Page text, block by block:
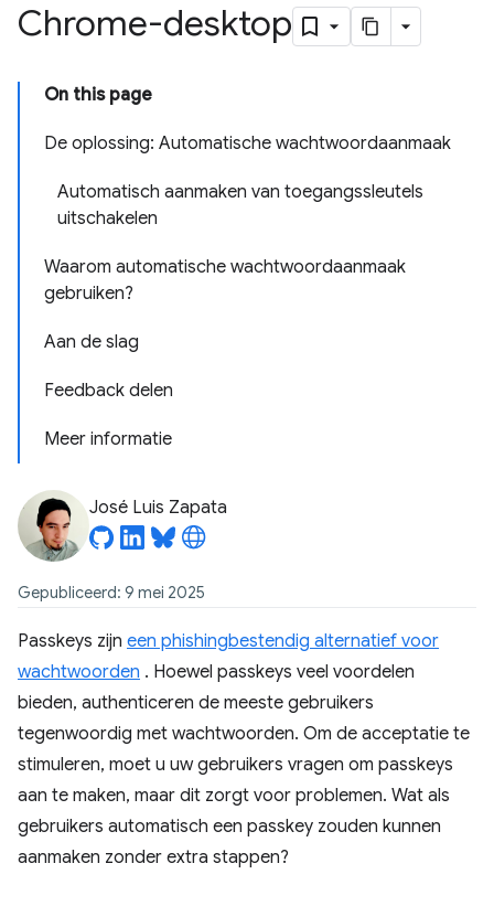
Chrome-desktop
On this page
De oplossing: Automatische wachtwoordaanmaak
Automatisch aanmaken van toegangssleutels
uitschakelen
Waarom automatische wachtwoordaanmaak
gebruiken?
Aan de slag
Feedback delen
Meer informatie
José Luis Zapata
Gepubliceerd: 9 mei 2025
Passkeys zijn een phishingbestendig alternatief voor
wachtwoorden . Hoewel passkeys veel voordelen
bieden, authenticeren de meeste gebruikers
tegenwoordig met wachtwoorden. Om de acceptatie te
stimuleren, moet u uw gebruikers vragen om passkeys
aan te maken, maar dit zorgt voor problemen. Wat als
gebruikers automatisch een passkey zouden kunnen
aanmaken zonder extra stappen?